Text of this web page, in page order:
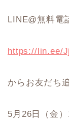
LINE@無料電
https://lin.ee/
からお友だち
5月26日（金